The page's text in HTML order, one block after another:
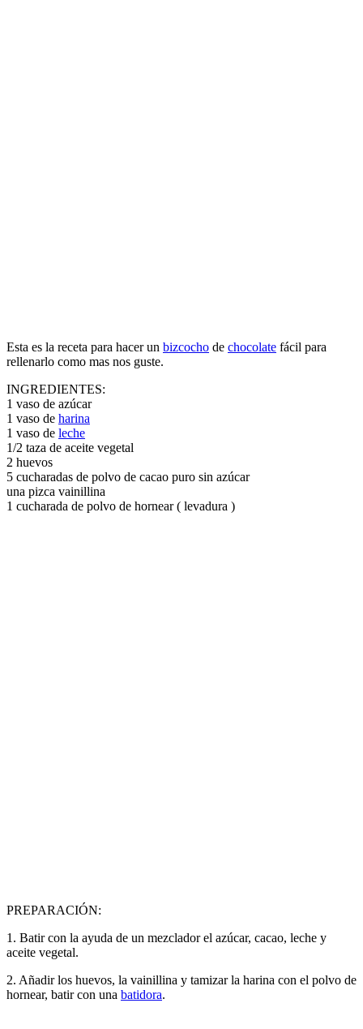
Esta es la receta para hacer un bizcocho de chocolate fácil para
rellenarlo como mas nos guste.
INGREDIENTES:
1 vaso de azúcar
1 vaso de harina
1 vaso de leche
1/2 taza de aceite vegetal
2 huevos
5 cucharadas de polvo de cacao puro sin azúcar
una pizca vainillina
1 cucharada de polvo de hornear ( levadura )
PREPARACIÓN:
1. Batir con la ayuda de un mezclador el azúcar, cacao, leche y
aceite vegetal.
2. Añadir los huevos, la vainillina y tamizar la harina con el polvo de
hornear, batir con una batidora.